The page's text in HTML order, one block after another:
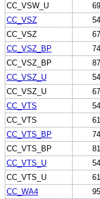
CC_VSW_U
69
CC_VSZ
54
CC_VSZ
67
CC_VSZ_BP
74
CC_VSZ_BP
87
CC_VSZ_U
54
CC_VSZ_U
67
CC_VTS
54
CC_VTS
61
CC_VTS_BP
74
CC_VTS_BP
81
CC_VTS_U
54
CC_VTS_U
61
CC_WA4
95